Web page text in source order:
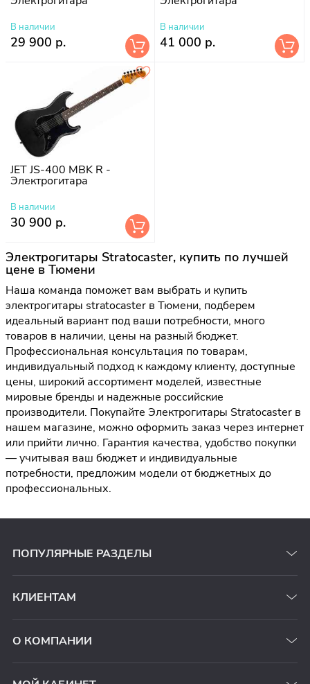
В наличии
29 900 р.
В наличии
41 000 р.
JET JS-400 MBK R -
Электрогитара
В наличии
30 900 р.
Электрогитары Stratocaster, купить по лучшей
цене в Тюмени
Наша команда поможет вам выбрать и купить
электрогитары stratocaster в Тюмени, подберем
идеальный вариант под ваши потребности, много
товаров в наличии, цены на разный бюджет.
Профессиональная консультация по товарам,
индивидуальный подход к каждому клиенту, доступные
цены, широкий ассортимент моделей, известные
мировые бренды и надежные российские
производители. Покупайте Электрогитары Stratocaster в
нашем магазине, можно оформить заказ через интернет
или прийти лично. Гарантия качества, удобство покупки
— учитывая ваш бюджет и индивидуальные
потребности, предложим модели от бюджетных до
профессиональных.
ПОПУЛЯРНЫЕ РАЗДЕЛЫ
КЛИЕНТАМ
О КОМПАНИИ